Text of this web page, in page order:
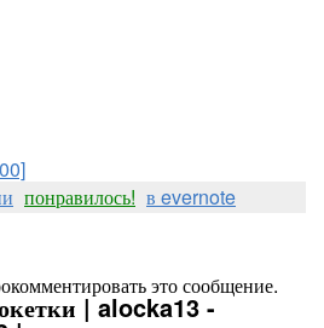
понравилось! в evernote
это сообщение.
| alocka13 -